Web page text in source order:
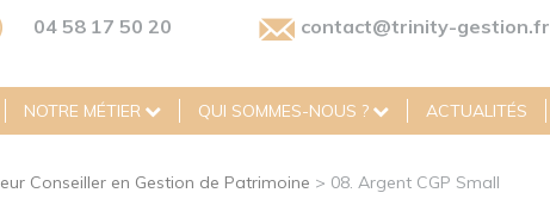
04 58 17 50 20 contact@trinity-gestion.fr
NOTRE MÉTIER QUI SOMMES-NOUS ? ACTUALITÉS
Conseiller en Gestion de Patrimoine > 08. Argent CGP Small